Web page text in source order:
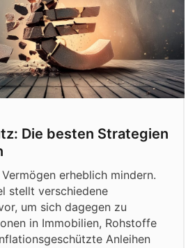
Die besten Strategien
erheblich mindern.
stellt verschiedene
um sich dagegen zu
in Immobilien, Rohstoffe
Anleihen